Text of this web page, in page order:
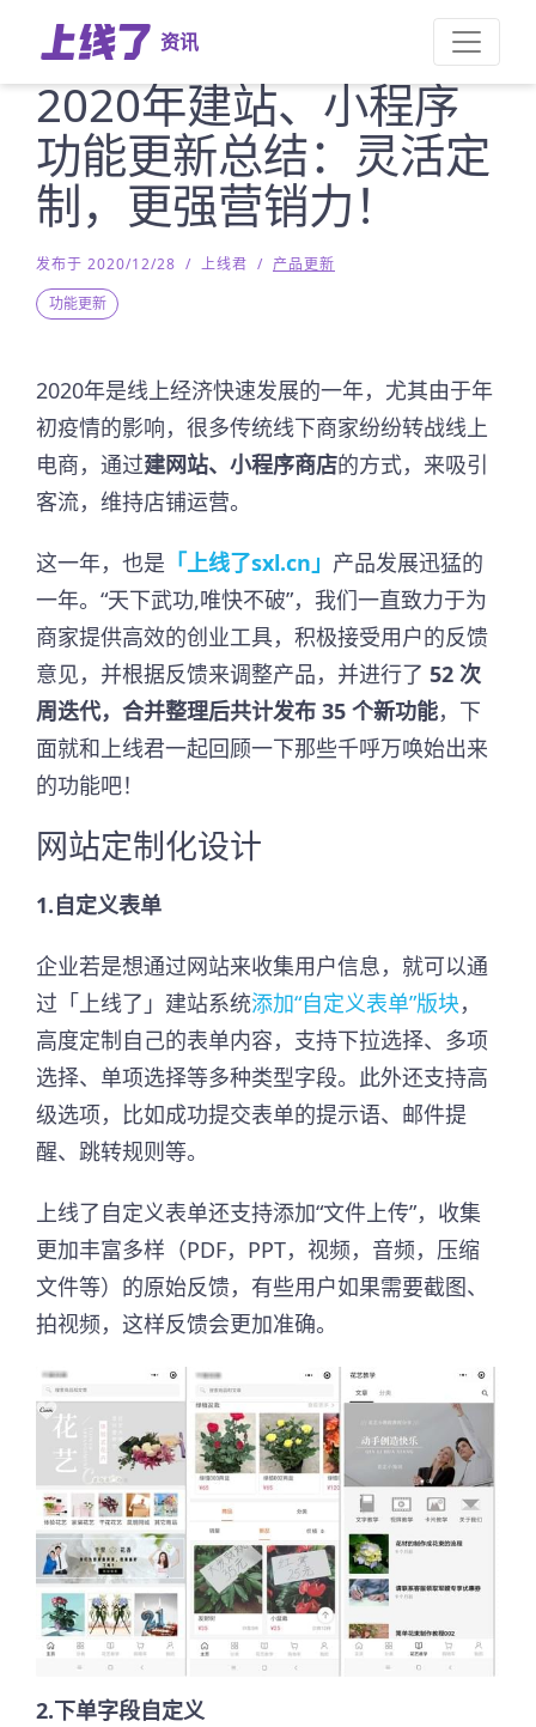
资讯
2020年建站、小程序
功能更新总结：灵活定
制，更强营销力！
发布于 2020/12/28 / 上线君 / 产品更新
功能更新
2020年是线上经济快速发展的一年，尤其由于年
初疫情的影响，很多传统线下商家纷纷转战线上
电商，通过建网站、小程序商店的方式，来吸引
客流，维持店铺运营。
这一年，也是 「上线了sxl.cn」 产品发展迅猛的
一年。“天下武功,唯快不破”，我们一直致力于为
商家提供高效的创业工具，积极接受用户的反馈
意见，并根据反馈来调整产品，并进行了 52 次
周迭代，合并整理后共计发布 35 个新功能，下
面就和上线君一起回顾一下那些千呼万唤始出来
的功能吧！
网站定制化设计
1.自定义表单
企业若是想通过网站来收集用户信息，就可以通
过「上线了」建站系统添加“自定义表单”版块，
高度定制自己的表单内容，支持下拉选择、多项
选择、单项选择等多种类型字段。此外还支持高
级选项，比如成功提交表单的提示语、邮件提
醒、跳转规则等。
上线了自定义表单还支持添加“文件上传”，收集
更加丰富多样（PDF，PPT，视频，音频，压缩
文件等）的原始反馈，有些用户如果需要截图、
拍视频，这样反馈会更加准确。
2.下单字段自定义